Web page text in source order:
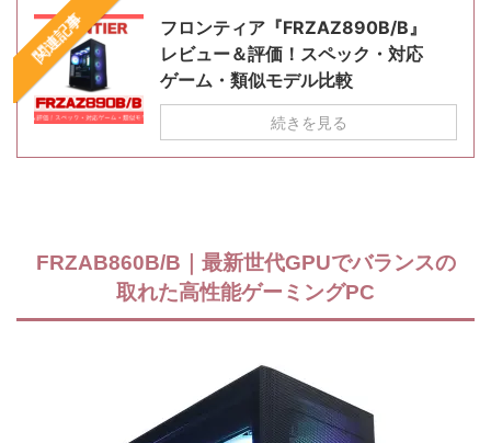
関連記事
フロンティア『FRZAZ890B/B』
レビュー＆評価！スペック・対応
ゲーム・類似モデル比較
続きを見る
FRZAB860B/B｜最新世代GPUでバランスの
取れた高性能ゲーミングPC